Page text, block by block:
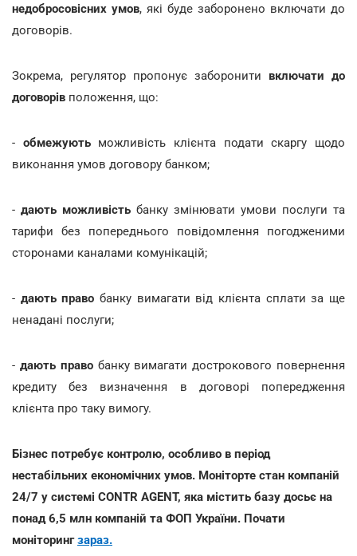
недобросовісних умов, які буде заборонено включати до
договорів.
Зокрема, регулятор пропонує заборонити включати до
договорів положення, що:
- обмежуютьможливість клієнта подати скаргу щодо
виконання умов договору банком;
- дають можливість банку змінювати умови послуги та
тарифи без попереднього повідомлення погодженими
сторонами каналами комунікацій;
- дають право банку вимагати від клієнта сплати за ще
ненадані послуги;
- дають право банку вимагати дострокового повернення
кредиту без визначення в договорі попередження
клієнта про таку вимогу.
Бізнес потребує контролю, особливо в період
нестабільних економічних умов. Моніторте стан компаній
24/7 у системі CONTR AGENT, яка містить базу досьє на
понад 6,5 млн компаній та ФОП України. Почати
моніторингзараз.